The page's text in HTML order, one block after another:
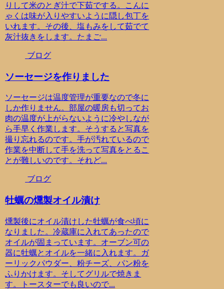
りして米のとぎ汁で下茹でする。こんに
ゃくは味が入りやすいように隠し包丁を
いれます。その後、塩もみをして茹でて
灰汁抜きをします。たまご...
ブログ
ソーセージを作りました
ソーセージは温度管理が重要なので冬に
しか作りません。部屋の暖房も切ってお
肉の温度が上がらないように冷やしなが
ら手早く作業します。そうすると写真を
撮り忘れるのです。手が汚れているので
作業を中断して手を洗って写真をとるこ
とが難しいのです。それど...
ブログ
牡蠣の燻製オイル漬け
燻製後にオイル漬けした牡蠣が食べ頃に
なりました。冷蔵庫に入れてあったので
オイルが固まっています。オーブン可の
器に牡蠣とオイルを一緒に入れます。ガ
ーリックパウダー、粉チーズ、パン粉を
ふりかけます。そしてグリルで焼きま
す。トースターでも良いので...